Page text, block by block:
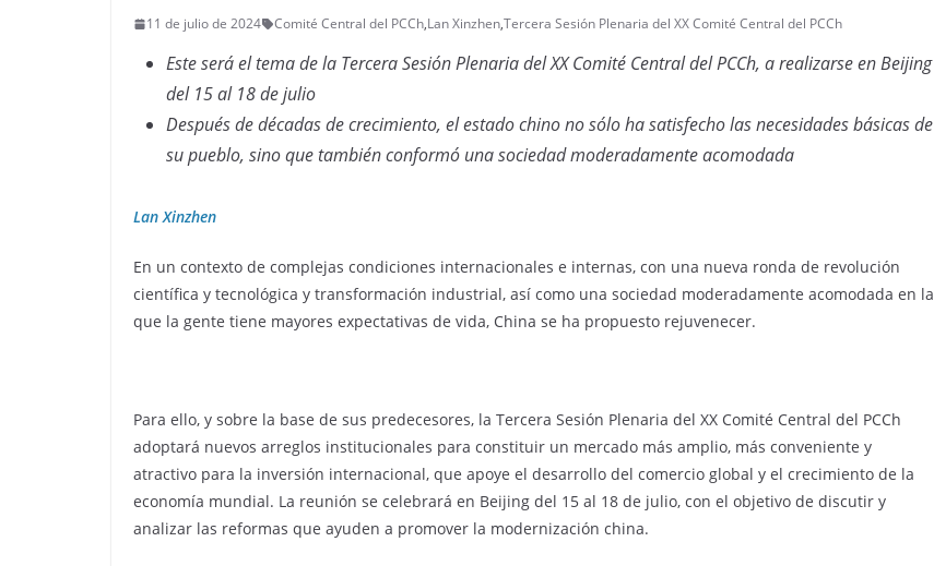
11 de julio de 2024 Comité Central del PCCh,Lan Xinzhen,Tercera Sesión Plenaria del XX Comité Central del PCCh
Este será el tema de la Tercera Sesión Plenaria del XX Comité Central del PCCh, a realizarse en Beijing
del 15 al 18 de julio
Después de décadas de crecimiento, el estado chino no sólo ha satisfecho las necesidades básicas de
su pueblo, sino que también conformó una sociedad moderadamente acomodada
Lan Xinzhen
En un contexto de complejas condiciones internacionales e internas, con una nueva ronda de revolución
científica y tecnológica y transformación industrial, así como una sociedad moderadamente acomodada en la
que la gente tiene mayores expectativas de vida, China se ha propuesto rejuvenecer.
Para ello, y sobre la base de sus predecesores, la Tercera Sesión Plenaria del XX Comité Central del PCCh
adoptará nuevos arreglos institucionales para constituir un mercado más amplio, más conveniente y
atractivo para la inversión internacional, que apoye el desarrollo del comercio global y el crecimiento de la
economía mundial. La reunión se celebrará en Beijing del 15 al 18 de julio, con el objetivo de discutir y
analizar las reformas que ayuden a promover la modernización china.